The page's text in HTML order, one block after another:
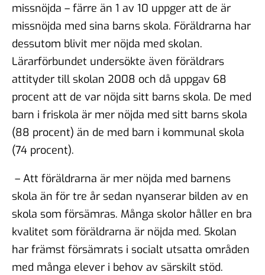
missnöjda – färre än 1 av 10 uppger att de är
missnöjda med sina barns skola. Föräldrarna har
dessutom blivit mer nöjda med skolan.
Lärarförbundet undersökte även föräldrars
attityder till skolan 2008 och då uppgav 68
procent att de var nöjda sitt barns skola. De med
barn i friskola är mer nöjda med sitt barns skola
(88 procent) än de med barn i kommunal skola
(74 procent).
– Att föräldrarna är mer nöjda med barnens
skola än för tre år sedan nyanserar bilden av en
skola som försämras. Många skolor håller en bra
kvalitet som föräldrarna är nöjda med. Skolan
har främst försämrats i socialt utsatta områden
med många elever i behov av särskilt stöd.